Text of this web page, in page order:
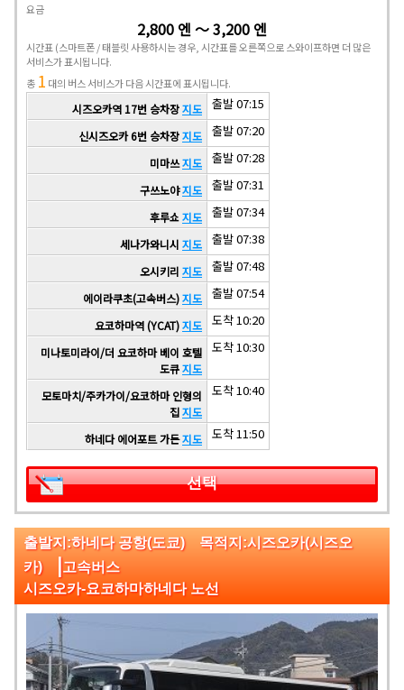
요금
2,800 엔 ～ 3,200 엔
시간표 (스마트폰 / 태블릿 사용하시는 경우, 시간표를 오른쪽으로 스와이프하면 더 많은
서비스가 표시됩니다.
총 1 대의 버스 서비스가 다음 시간표에 표시됩니다.
시즈오카역 17번 승차장지도 출발 07:15
신시즈오카 6번 승차장지도 출발 07:20
미마쓰지도 출발 07:28
구쓰노야지도 출발 07:31
후루쇼지도 출발 07:34
세나가와니시 지도 출발 07:38
오시키리 지도 출발 07:48
에이라쿠초(고속버스)지도 출발 07:54
요코하마역 (YCAT)지도 도착 10:20
미나토미라이/더 요코하마 베이 호텔
도큐지도
도착 10:30
모토마치/주카가이/요코하마 인형의
집지도
도착 10:40
하네다 에어포트 가든지도 도착 11:50
선택
출발지:하네다 공항(도쿄) 목적지:시즈오카(시즈오
카) |고속버스
시즈오카-요코하마하네다 노선